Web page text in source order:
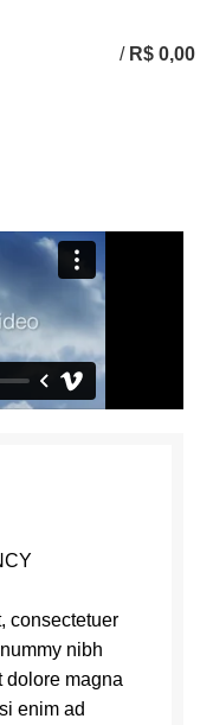
/ R$ 0,00
consectetuer
nibh
dolore magna
enim ad